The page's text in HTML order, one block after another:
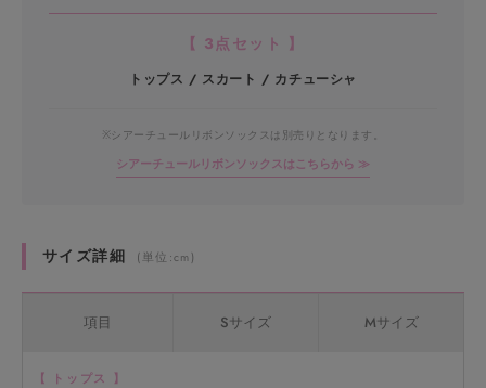
【 3点セット 】
トップス / スカート / カチューシャ
※シアーチュールリボンソックスは別売りとなります。
シアーチュールリボンソックスはこちらから ≫
サイズ詳細 (単位:cm)
項目 Sサイズ Mサイズ
【 トップス 】